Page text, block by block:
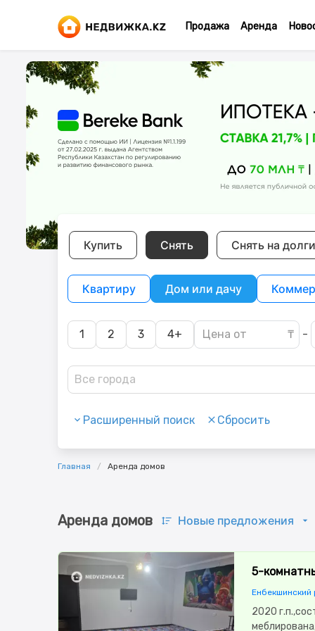
Продажа Аренда
Купить Снять Снять на
Квартиру Дом или дачу
1 2 3 4+ -
Все города
Расширенный поиск Сбросить
Главная Аренда домов
Аренда домов Новые предложения
5-
Енбекшинский
2020